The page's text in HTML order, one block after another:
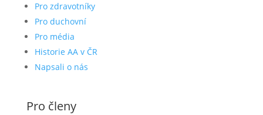
Pro zdravotníky
Pro duchovní
Pro média
Historie AA v ČR
Napsali o nás
Pro členy